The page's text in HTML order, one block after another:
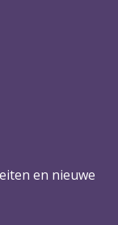
en nieuwe